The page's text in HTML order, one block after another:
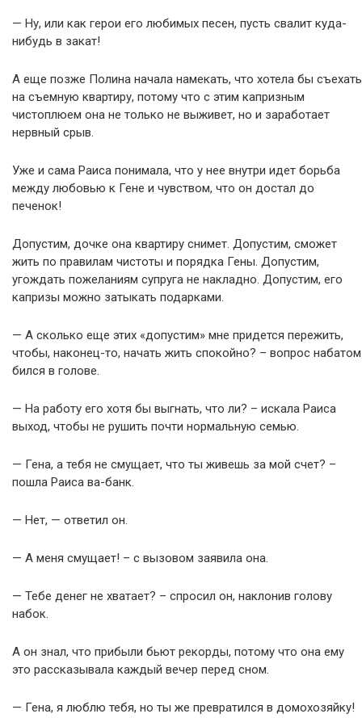
— Ну, или как герои его любимых песен, пусть свалит куда-
нибудь в закат!
А еще позже Полина начала намекать, что хотела бы съехать
на съемную квартиру, потому что с этим капризным
чистоплюем она не только не выживет, но и заработает
нервный срыв.
Уже и сама Раиса понимала, что у нее внутри идет борьба
между любовью к Гене и чувством, что он достал до
печенок!
Допустим, дочке она квартиру снимет. Допустим, сможет
жить по правилам чистоты и порядка Гены. Допустим,
угождать пожеланиям супруга не накладно. Допустим, его
капризы можно затыкать подарками.
— А сколько еще этих «допустим» мне придется пережить,
чтобы, наконец-то, начать жить спокойно? – вопрос набатом
бился в голове.
— На работу его хотя бы выгнать, что ли? – искала Раиса
выход, чтобы не рушить почти нормальную семью.
— Гена, а тебя не смущает, что ты живешь за мой счет? –
пошла Раиса ва-банк.
— Нет, — ответил он.
— А меня смущает! – с вызовом заявила она.
— Тебе денег не хватает? – спросил он, наклонив голову
набок.
А он знал, что прибыли бьют рекорды, потому что она ему
это рассказывала каждый вечер перед сном.
— Гена, я люблю тебя, но ты же превратился в домохозяйку!